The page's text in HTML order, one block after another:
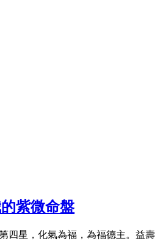
紫微命盤
四星，化氣為福，為福德主。益壽